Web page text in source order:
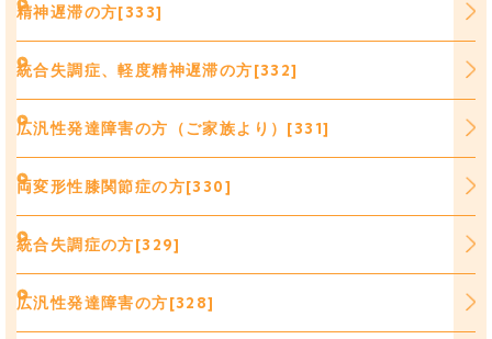
精神遅滞の方[333]
統合失調症、軽度精神遅滞の方[332]
広汎性発達障害の方（ご家族より）[331]
両変形性膝関節症の方[330]
統合失調症の方[329]
広汎性発達障害の方[328]